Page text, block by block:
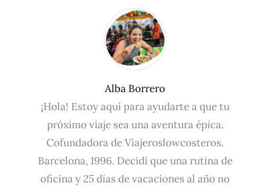
Alba Borrero
¡Hola! Estoy aquí para ayudarte a que tu
próximo viaje sea una aventura épica.
Cofundadora de Viajeroslowcosteros.
Barcelona, 1996. Decidí que una rutina de
oficina y 25 días de vacaciones al año no